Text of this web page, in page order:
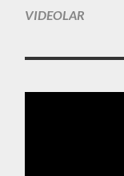
VIDEOLAR